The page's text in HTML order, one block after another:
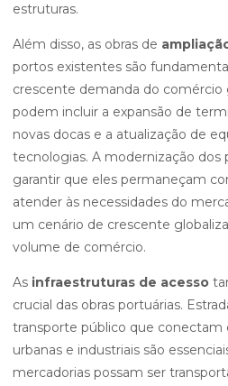
estruturas.
Além disso, as obras de
portos existentes são
crescente demanda do comércio
podem incluir a expansão de
novas docas e a atualização de
tecnologias. A modernização dos
garantir que eles permaneçam
atender às necessidades do
um cenário de crescente
volume de comércio.
As infraestruturas de acesso
crucial das obras portuárias.
transporte público que conectam
urbanas e industriais são
mercadorias possam ser